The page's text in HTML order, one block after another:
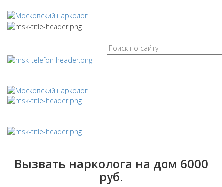
Вызвать нарколога на дом 6000
руб.